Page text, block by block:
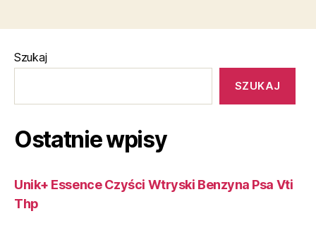
Szukaj
SZUKAJ
Ostatnie wpisy
Unik+ Essence Czyści Wtryski Benzyna Psa Vti
Thp